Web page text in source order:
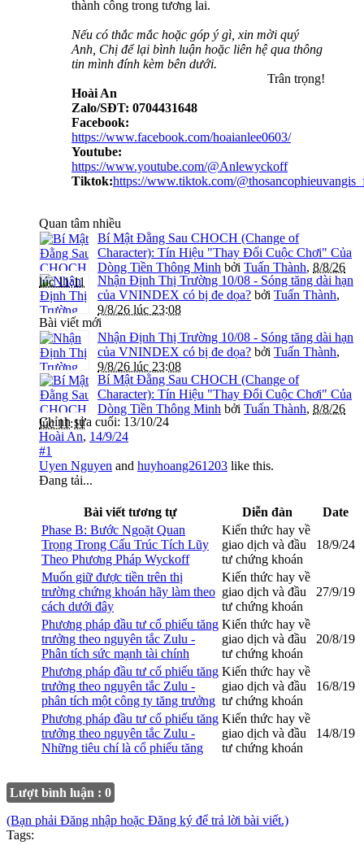
thành công trong tương lai.
Nếu có thắc mắc hoặc góp ý gì, xin mời quý
Anh, Chị để lại bình luận hoặc liên hệ qua thông
tin mình đính kèm bên dưới.
Trân trọng!​
Hoài An
Zalo/SĐT: 0704431648
Facebook:
https://www.facebook.com/hoaianlee0603/
Youtube:
https://www.youtube.com/@Anlewyckoff
Tiktok:https://www.tiktok.com/
Quan tâm nhiều
Bí Mật Đằng Sau CHOCH (Change of
Character): Tín Hiệu "Thay Đổi Cuộc Chơi" Của
Dòng Tiền Thông Minh bởi Tuấn Thành, 8/8/26
lúc 11:11
Nhận Định Thị Trường 10/08 - Sóng tăng dài hạn
của VNINDEX có bị đe dọa? bởi Tuấn Thành,
9/8/26 lúc 23:08
Bài viết mới
Nhận Định Thị Trường 10/08 - Sóng tăng dài hạn
của VNINDEX có bị đe dọa? bởi Tuấn Thành,
9/8/26 lúc 23:08
Bí Mật Đằng Sau CHOCH (Change of
Character): Tín Hiệu "Thay Đổi Cuộc Chơi" Của
Dòng Tiền Thông Minh bởi Tuấn Thành, 8/8/26
lúc 11:11
Chỉnh sửa cuối: 13/10/24
Hoài An, 14/9/24
#1
Uyen Nguyen and huyhoang261203 like this.
Đang tải...
Bài viết tương tự Diễn đàn
Date
Phase B: Bước Ngoặt Quan
Trọng Trong Cấu Trúc Tích Lũy
Theo Phương Pháp Wyckoff
Kiến thức hay về
giao dịch và đầu
tư chứng khoán
18/9/24
Muốn giữ được tiền trên thị
trường chứng khoán hãy làm theo
cách dưới đây
Kiến thức hay về
giao dịch và đầu
tư chứng khoán
27/9/19
Phương pháp đầu tư cổ phiếu tăng
trưởng theo nguyên tắc Zulu -
Phân tích sức mạnh tài chính
Kiến thức hay về
giao dịch và đầu
tư chứng khoán
20/8/19
Phương pháp đầu tư cổ phiếu tăng
trưởng theo nguyên tắc Zulu -
phân tích một công ty tăng trưởng
Kiến thức hay về
giao dịch và đầu
tư chứng khoán
16/8/19
Phương pháp đầu tư cổ phiếu tăng
trưởng theo nguyên tắc Zulu -
Những tiêu chí là cổ phiếu tăng
Kiến thức hay về
giao dịch và đầu
tư chứng khoán
14/8/19
Lượt bình luận : 0
(Bạn phải Đăng nhập hoặc Đăng ký để trả lời bài viết.)
Tags: